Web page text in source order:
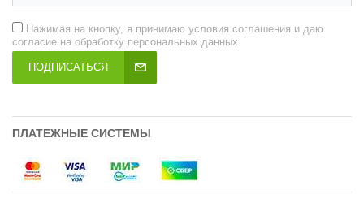
Нажимая на кнопку, я принимаю условия соглашения и даю
согласие на обработку персональных данных.
ПОДПИСАТЬСЯ
ПЛАТЕЖНЫЕ СИСТЕМЫ